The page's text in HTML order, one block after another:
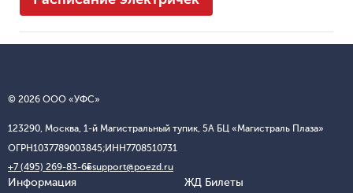
© 2026 ООО «УФС»
123290, Москва, 1-й Магистральный тупик, 5А БЦ «Магистраль Плаза»
ОГРН1037789003845;ИНН7708510731
+7 (495) 269-83-65support@poezd.ru
Информация ЖД Билеты